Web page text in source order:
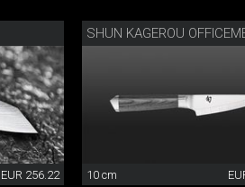
EUR 256.22
SHUN KAGEROU
10 cm